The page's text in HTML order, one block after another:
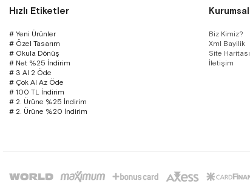
Hızlı Etiketler
# Yeni Ürünler
# Özel Tasarım
# Okula Dönüş
# Net %25 İndirim
# 3 Al 2 Öde
# Çok Al Az Öde
# 100 TL İndirim
# 2. Ürüne %25 İndirim
# 2. Ürüne %20 İndirim
Kurumsal
Biz Kimiz?
Xml Bayilik
Site Haritası
İletişim